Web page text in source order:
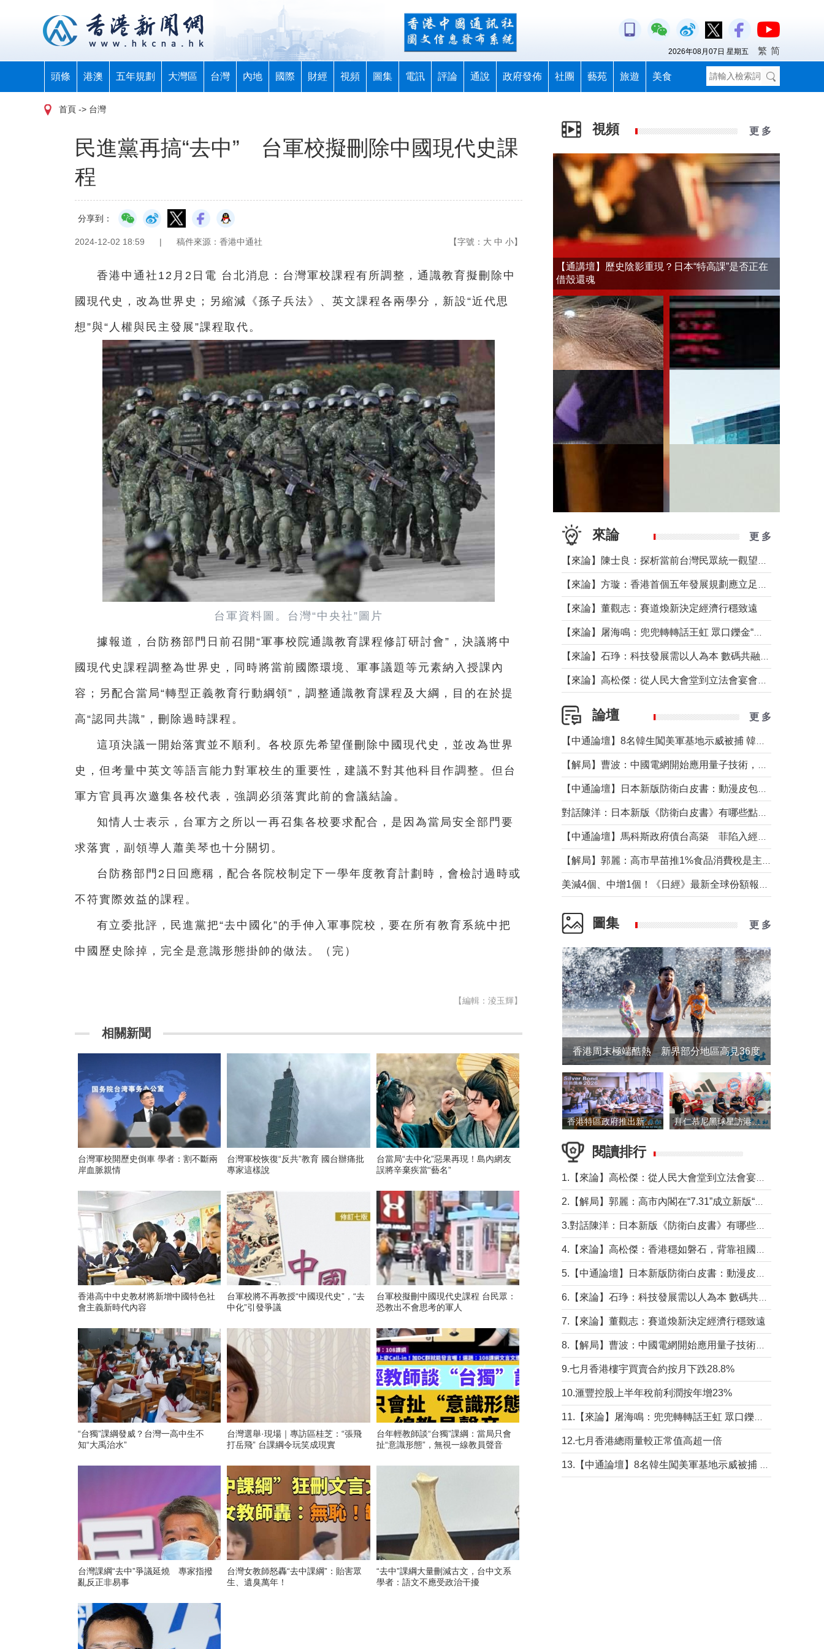
頭條 港澳 五年規劃 大灣區 台灣 內地 國際 財經 視頻 圖集 電訊 評論 通說 政府發佈 社團 藝苑 旅遊 美食
2026年08月07日 星期五 繁 简
首頁 -> 台灣
民進黨再搞“去中” 台軍校擬刪除中國現代史課
程
分享到：
2024-12-02 18:59 | 稿件來源：香港中通社 【字號： 大 中 小】
香港中通社12月2日電 台北消息：台灣軍校課程有所調整，通識教育擬刪除中
國現代史，改為世界史；另縮減《孫子兵法》、英文課程各兩學分，新設“近代思
想”與“人權與民主發展”課程取代。
台軍資料圖。台灣“中央社”圖片
據報道，台防務部門日前召開“軍事校院通識教育課程修訂研討會”，決議將中
國現代史課程調整為世界史，同時將當前國際環境、軍事議題等元素納入授課內
容；另配合當局“轉型正義教育行動綱領”，調整通識教育課程及大綱，目的在於提
高“認同共識”，刪除過時課程。
這項決議一開始落實並不順利。各校原先希望僅刪除中國現代史，並改為世界
史，但考量中英文等語言能力對軍校生的重要性，建議不對其他科目作調整。但台
軍方官員再次邀集各校代表，強調必須落實此前的會議結論。
知情人士表示，台軍方之所以一再召集各校要求配合，是因為當局安全部門要
求落實，副領導人蕭美琴也十分關切。
台防務部門2日回應稱，配合各院校制定下一學年度教育計劃時，會檢討過時或
不符實際效益的課程。
有立委批評，民進黨把“去中國化”的手伸入軍事院校，要在所有教育系統中把
中國歷史除掉，完全是意識形態掛帥的做法。（完）
【編輯：淩玉輝】
相關新聞
台灣軍校開歷史倒車 學者：割不斷兩
岸血脈親情
台灣軍校恢復“反共”教育 國台辦痛批
專家這樣說
台當局“去中化”惡果再現！島內網友
誤將辛棄疾當“藝名”
香港高中中史教材將新增中國特色社
會主義新時代內容
台軍校將不再教授“中國現代史”，“去
中化”引發爭議
台軍校擬刪中國現代史課程 台民眾：
恐教出不會思考的軍人
“台獨”課綱發威？台灣一高中生不
知“大禹治水”
台灣選舉·現場｜專訪區桂芝：“張飛
打岳飛” 台課綱令玩笑成現實
台年輕教師談“台獨”課綱：當局只會
扯“意識形態”，無視一線教員聲音
台灣課綱“去中”爭議延燒 專家指撥
亂反正非易事
台灣女教師怒轟“去中課綱”：貽害眾
生、遺臭萬年！
“去中”課綱大量刪減古文，台中文系
學者：語文不應受政治干擾
視頻 更 多
【通講壇】歷史陰影重現？日本“特高課”是否正在
借殼還魂
來論 更 多
【來論】董觀志：賽道煥新決定經濟行穩致遠
論壇 更 多
圖集 更 多
香港周末極端酷熱 新界部分地區高見36度
香港特區政府推出新一批銀色債券 每手1萬元保底息4.25厘 拜仁慕尼黑球星訪港 與球迷近距離互動
閱讀排行
7.【來論】董觀志：賽道煥新決定經濟行穩致遠
9.七月香港樓宇買賣合約按月下跌28.8%
10.滙豐控股上半年稅前利潤按年增23%
12.七月香港總雨量較正常值高超一倍